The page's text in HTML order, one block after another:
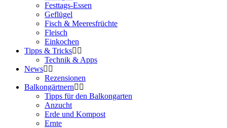
Festtags-Essen
Geflügel
Fisch & Meeresfrüchte
Fleisch
Einkochen
Tipps & Tricks
Technik & Apps
News
Rezensionen
Balkongärtnern
Tipps für den Balkongarten
Anzucht
Erde und Kompost
Ernte